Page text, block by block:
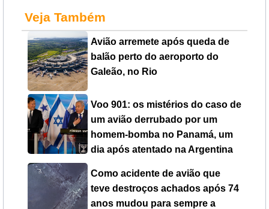
Veja Também
Avião arremete após queda de
balão perto do aeroporto do
Galeão, no Rio
Voo 901: os mistérios do caso de
um avião derrubado por um
homem-bomba no Panamá, um
dia após atentado na Argentina
Como acidente de avião que
teve destroços achados após 74
anos mudou para sempre a